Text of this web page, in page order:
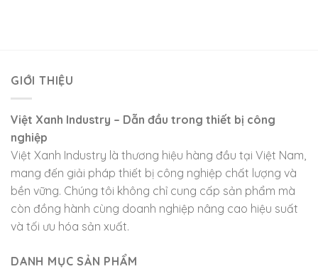
GIỚI THIỆU
Việt Xanh Industry – Dẫn đầu trong thiết bị công
nghiệp
Việt Xanh Industry là thương hiệu hàng đầu tại Việt Nam,
mang đến giải pháp thiết bị công nghiệp chất lượng và
bền vững. Chúng tôi không chỉ cung cấp sản phẩm mà
còn đồng hành cùng doanh nghiệp nâng cao hiệu suất
và tối ưu hóa sản xuất.
DANH MỤC SẢN PHẨM